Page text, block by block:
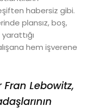
habersiz gibi.
plansız, boş,
hem işverene
Lebowitz,